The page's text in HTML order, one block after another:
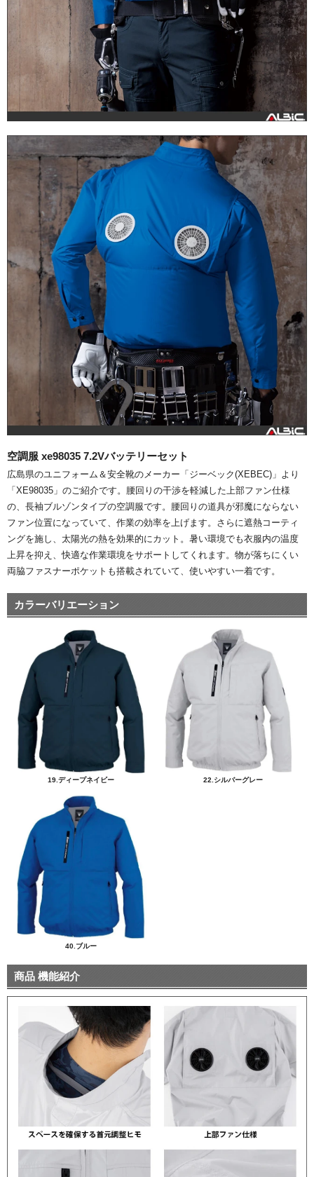
空調服 xe98035 7.2Vバッテリーセット
広島県のユニフォーム＆安全靴のメーカー「ジーベック(XEBEC)」より
「XE98035」のご紹介です。腰回りの干渉を軽減した上部ファン仕様
の、長袖ブルゾンタイプの空調服です。腰回りの道具が邪魔にならない
ファン位置になっていて、作業の効率を上げます。さらに遮熱コーティ
ングを施し、太陽光の熱を効果的にカット。暑い環境でも衣服内の温度
上昇を抑え、快適な作業環境をサポートしてくれます。物が落ちにくい
両脇ファスナーポケットも搭載されていて、使いやすい一着です。
カラーバリエーション
19.ディープネイビー 22.シルバーグレー
40.ブルー
商品 機能紹介